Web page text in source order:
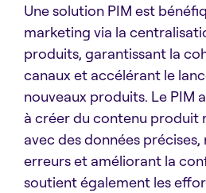
Une solution PIM est
marketing via la
produits, garantissant la
canaux et accélérant le
nouveaux produits. Le PIM
à créer du contenu produit
avec des données précises,
erreurs et améliorant la
soutient également les